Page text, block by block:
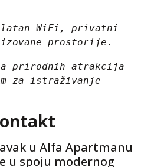
WiFi, privatni
prostorije.
prirodnih atrakcija
za istraživanje
u Alfa Apartmanu
u spoju modernog